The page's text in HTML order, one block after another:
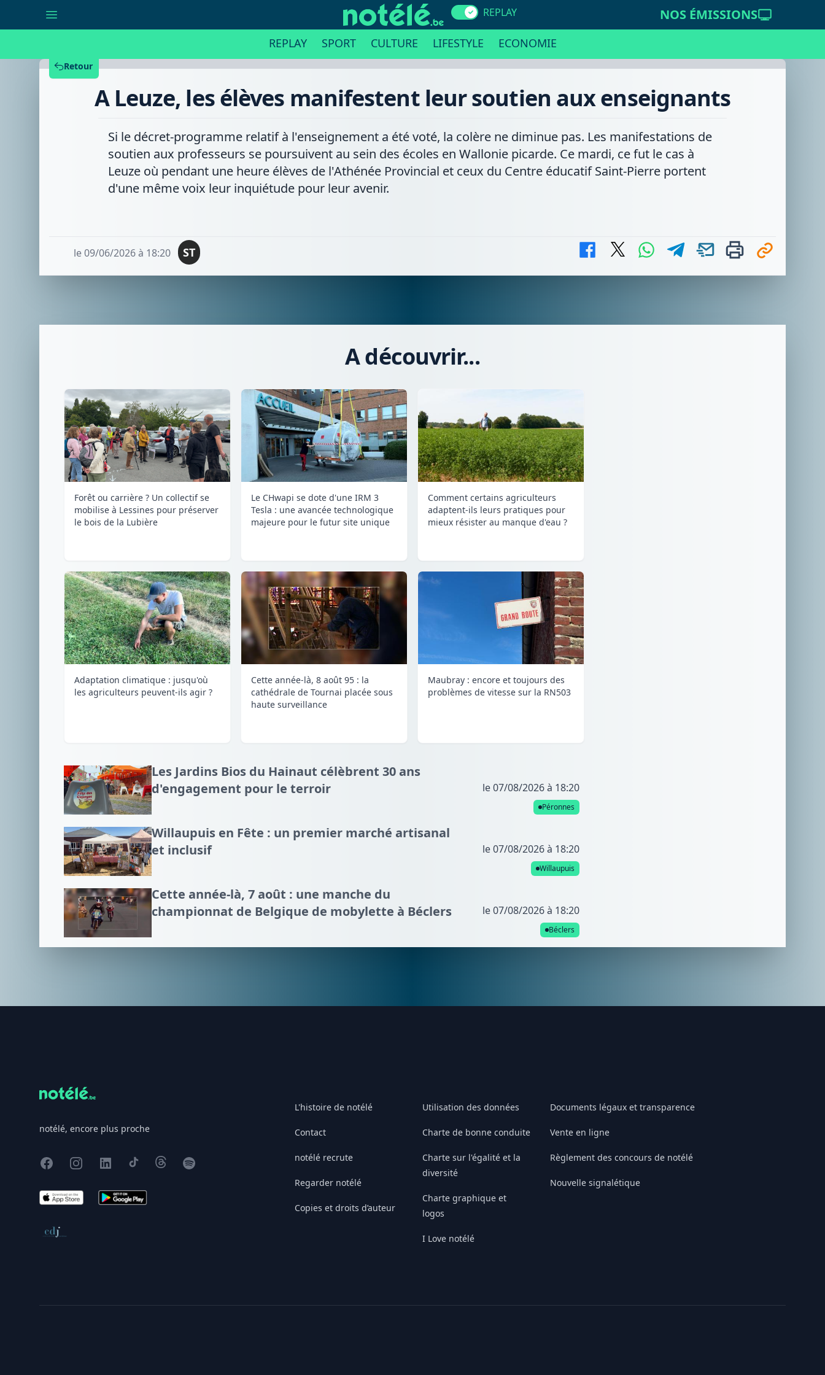
REPLAY NOS ÉMISSIONS
REPLAY SPORT CULTURE LIFESTYLE ECONOMIE
Retour
A Leuze, les élèves manifestent leur soutien aux enseignants
Si le décret-programme relatif à l'enseignement a été voté, la colère ne diminue pas. Les manifestations de
soutien aux professeurs se poursuivent au sein des écoles en Wallonie picarde. Ce mardi, ce fut le cas à
Leuze où pendant une heure élèves de l'Athénée Provincial et ceux du Centre éducatif Saint-Pierre portent
d'une même voix leur inquiétude pour leur avenir.
le 09/06/2026 à 18:20 ST
A découvrir...
Forêt ou carrière ? Un collectif se
mobilise à Lessines pour préserver
le bois de la Lubière
Le CHwapi se dote d'une IRM 3
Tesla : une avancée technologique
majeure pour le futur site unique
Comment certains agriculteurs
adaptent-ils leurs pratiques pour
mieux résister au manque d'eau ?
Adaptation climatique : jusqu'où
les agriculteurs peuvent-ils agir ?
Cette année-là, 8 août 95 : la
cathédrale de Tournai placée sous
haute surveillance
Maubray : encore et toujours des
problèmes de vitesse sur la RN503
Les Jardins Bios du Hainaut célèbrent 30 ans
d'engagement pour le terroir
le 07/08/2026 à 18:20
Péronnes
Willaupuis en Fête : un premier marché artisanal
et inclusif
le 07/08/2026 à 18:20
Willaupuis
Cette année-là, 7 août : une manche du
championnat de Belgique de mobylette à Béclers
le 07/08/2026 à 18:20
Béclers
notélé, encore plus proche
FacebookInstagram
X TikTokThreadsSpotify
App Store Google Play
Conseil de déontologie journalistique
L'histoire de notélé
Contact
notélé recrute
Regarder notélé
Copies et droits d’auteur
Utilisation des données
Charte de bonne conduite
Charte sur l'égalité et la
diversité
Charte graphique et
logos
I Love notélé
Documents légaux et transparence
Vente en ligne
Règlement des concours de notélé
Nouvelle signalétique